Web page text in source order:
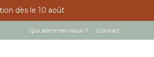
dès le 10 août
Qui sommes-nous ? Contact